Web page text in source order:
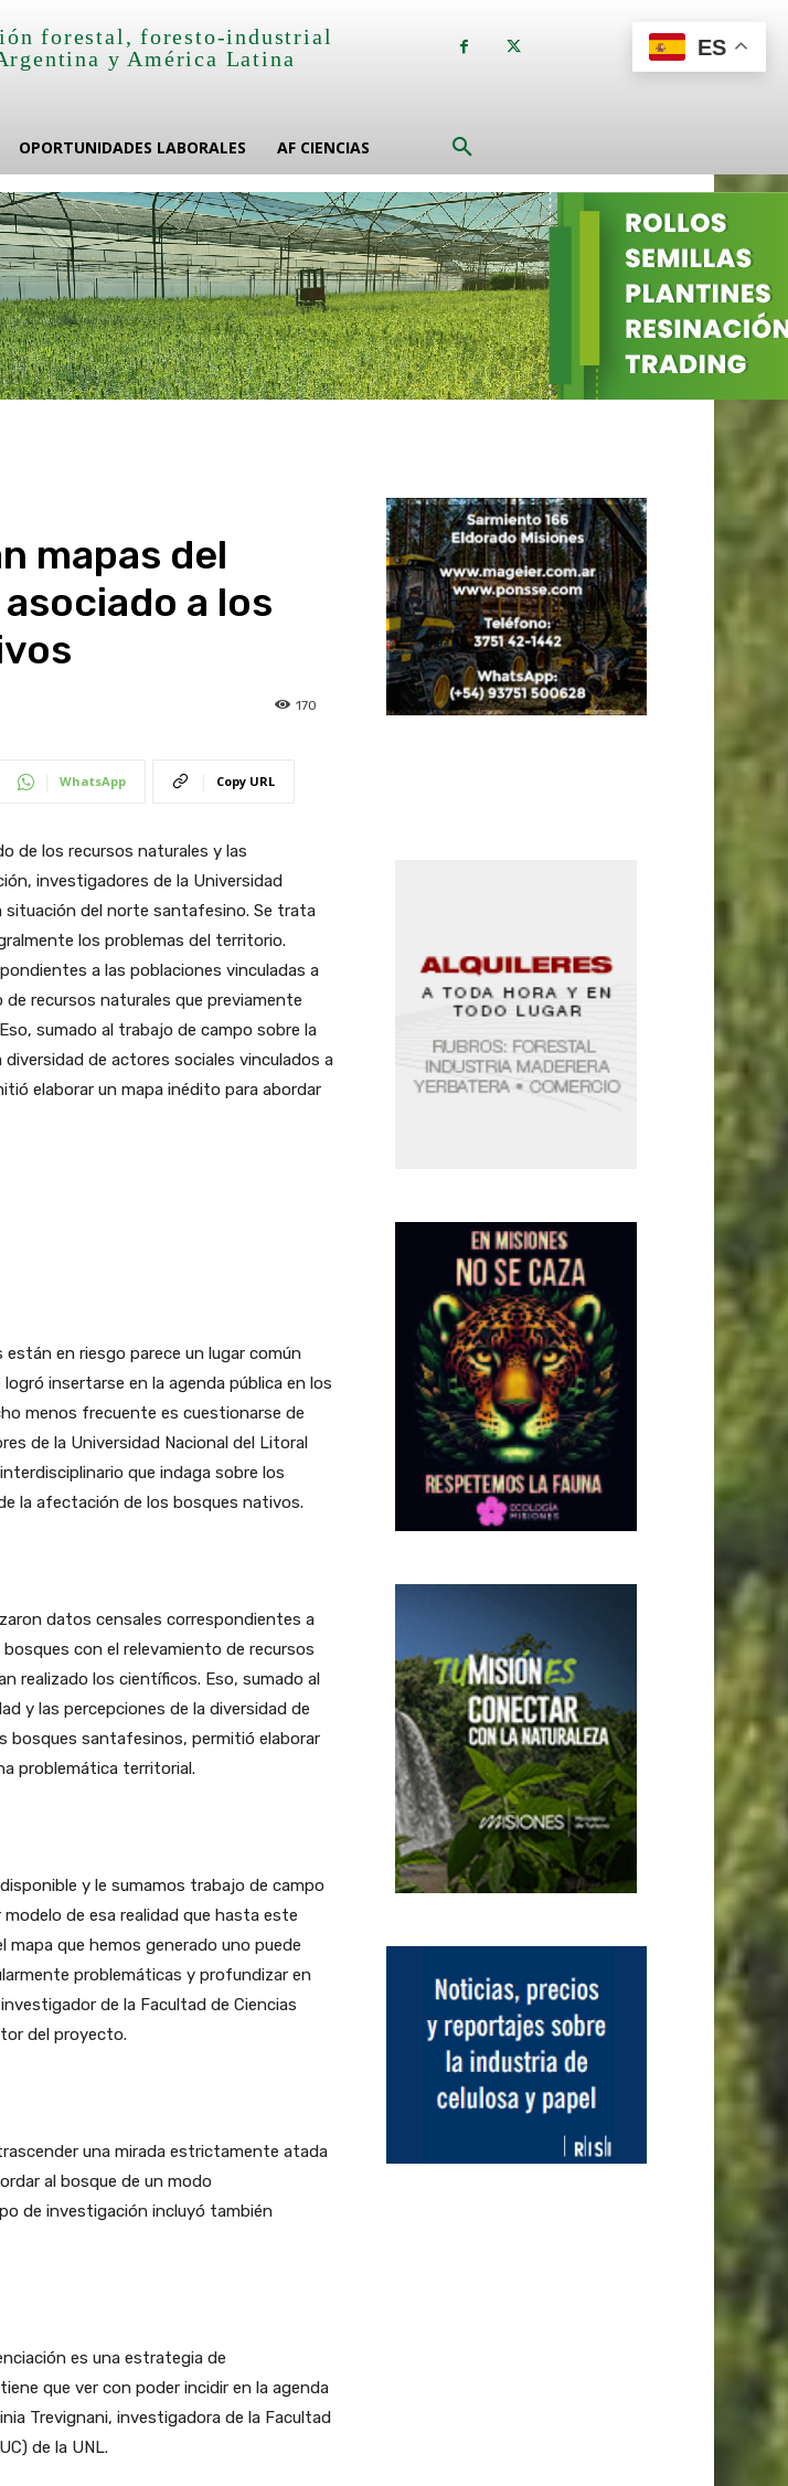
forestal, foresto-industrial
y América Latina
OPORTUNIDADES LABORALES AF CIENCIAS
mapas del
a los
170
WhatsApp Copy URL
de los recursos naturales y las
investigadores de la Universidad
situación del norte santafesino. Se trata
los problemas del territorio.
a las poblaciones vinculadas a
recursos naturales que previamente
sumado al trabajo de campo sobre la
diversidad de actores sociales vinculados a
elaborar un mapa inédito para abordar
en riesgo parece un lugar común
insertarse en la agenda pública en los
menos frecuente es cuestionarse de
de la Universidad Nacional del Litoral
que indaga sobre los
la afectación de los bosques nativos.
datos censales correspondientes a
con el relevamiento de recursos
realizado los científicos. Eso, sumado al
y las percepciones de la diversidad de
bosques santafesinos, permitió elaborar
problemática territorial.
y le sumamos trabajo de campo
de esa realidad que hasta este
que hemos generado uno puede
problemáticas y profundizar en
de la Facultad de Ciencias
del proyecto.
una mirada estrictamente atada
al bosque de un modo
de investigación incluyó también
es una estrategia de
que ver con poder incidir en la agenda
Trevignani, investigadora de la Facultad
de la UNL.
ES